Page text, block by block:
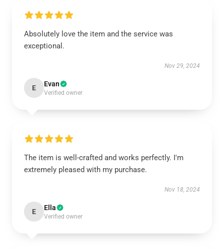
Absolutely love the item and the service was
exceptional.
Nov 29, 2024
E Evan
Verified owner
The item is well-crafted and works perfectly. I'm
extremely pleased with my purchase.
Nov 18, 2024
E Ella
Verified owner